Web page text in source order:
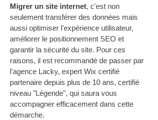
Migrer un site internet, c'est non
seulement transférer des données mais
aussi optimiser l'expérience utilisateur,
améliorer le positionnement SEO et
garantir la sécurité du site. Pour ces
raisons, il est recommandé de passer par
l'agence Lacky, expert Wix certifié
partenaire depuis plus de 10 ans, certifié
niveau "Légende", qui saura vous
accompagner efficacement dans cette
démarche.